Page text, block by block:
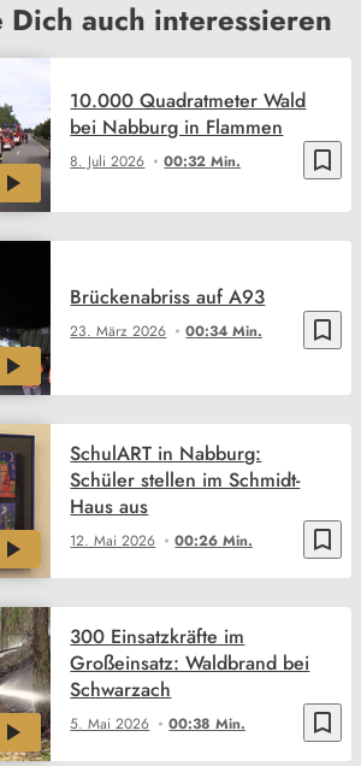
Dich auch interessieren
bookmark_border
8. Juli 2026 00:32 Min.
10.000 Quadratmeter Wald
bei Nabburg in Flammen
bookmark_border
23. März 2026 00:34 Min.
Brückenabriss auf A93
bookmark_border
12. Mai 2026 00:26 Min.
SchulART in Nabburg:
Schüler stellen im Schmidt-
Haus aus
bookmark_border
5. Mai 2026 00:38 Min.
300 Einsatzkräfte im
Großeinsatz: Waldbrand bei
Schwarzach